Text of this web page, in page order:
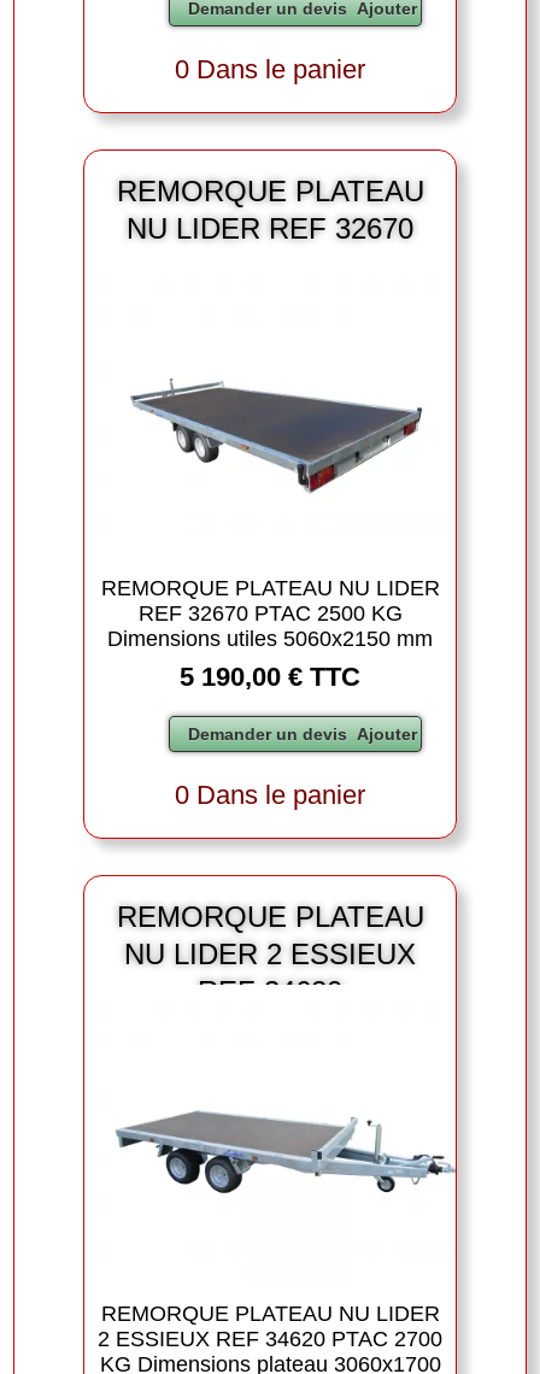
0 Dans le panier
REMORQUE PLATEAU
NU LIDER REF 32670
REMORQUE PLATEAU NU LIDER
REF 32670 PTAC 2500 KG
Dimensions utiles 5060x2150 mm
5 190,00 € TTC
0 Dans le panier
REMORQUE PLATEAU
NU LIDER 2 ESSIEUX
REF 34620
REMORQUE PLATEAU NU LIDER
2 ESSIEUX REF 34620 PTAC 2700
KG Dimensions plateau 3060x1700